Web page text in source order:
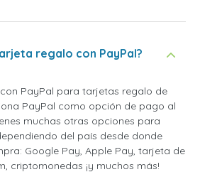
regalo con PayPal?
PayPal para tarjetas regalo de
PayPal como opción de pago al
muchas otras opciones para
del país desde donde
Google Pay, Apple Pay, tarjeta de
criptomonedas ¡y muchos más!